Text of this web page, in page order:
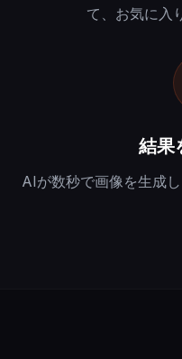
て、お気に入
結果
AIが数秒で画像を生成